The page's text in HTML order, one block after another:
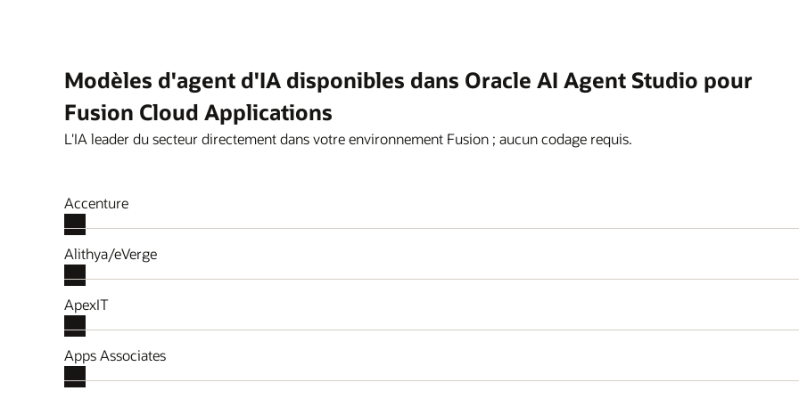
Modèles d'agent d'IA disponibles dans Oracle AI Agent Studio pour
Fusion Cloud Applications
L'IA leader du secteur directement dans votre environnement Fusion ; aucun codage requis.
Accenture
Alithya/eVerge
ApexIT
Apps Associates